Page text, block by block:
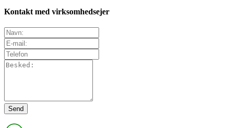
Kontakt med virksomhedsejer